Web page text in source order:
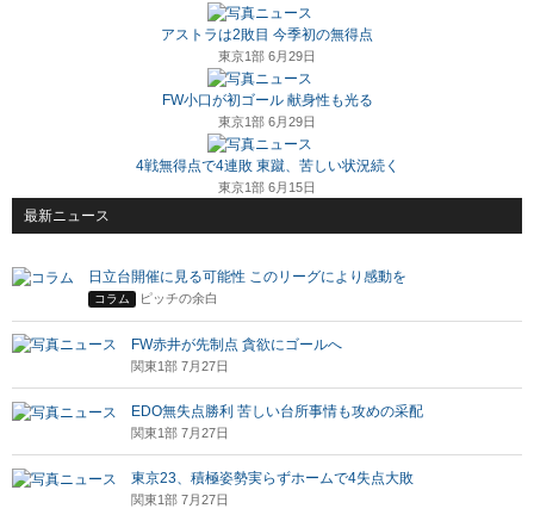
アストラは2敗目 今季初の無得点
東京1部 6月29日
FW小口が初ゴール 献身性も光る
東京1部 6月29日
4戦無得点で4連敗 東蹴、苦しい状況続く
東京1部 6月15日
最新ニュース
日立台開催に見る可能性 このリーグにより感動を
コラム ピッチの余白
FW赤井が先制点 貪欲にゴールへ
関東1部 7月27日
EDO無失点勝利 苦しい台所事情も攻めの采配
関東1部 7月27日
東京23、積極姿勢実らずホームで4失点大敗
関東1部 7月27日